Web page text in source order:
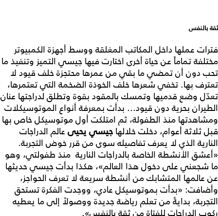
ثقة بالنفس
فترات عملها داخل المكاتب المغلقة ووسط أجهزة الكمبيوتر
مختلفة تماماً عن حياة أخرى اختارت فيها جيسي التميز وتنفيذ ما
تحب دون أن تمضي ما بقي من عمرها محتجزة خلف قيود لا
تعترف بها. تخفي شعرها خلف الخوذة الضخمة التي تعتمرها،
تعدّل وضع قدميها وتمسك بالمقود بقوة وتطلق لدراجتها عنان
الطيران بحرية دون قيود... بدأت بمعرفة أنواع الموتوسيكلات
ومشاهدتها منذ الطفولة، ثم امتلكت أول موتوسيكل خاص بها
قبل ثلاثة أعوام، دخلت خلالها جيسي يحيى عالم الدراجات
النارية الذي لا يعرف تفاصيله سوى من قرر خوض التجربة.
«أعشق الأنشطة الخاصة بالدراجات النارية منذ طفولتي، وهو
ما شجعني على دخول هذا العالم»، هكذا بدأت جيسي حديثها
عن عالمها المتشابك من أنشطة سريعة لا تعرف الحواجز،
وأضافت: «بدأت بموتوسيكل عادي، ووجدت الفكرة تستحق
التجربة، بدايةً من تعلم رياضة جديدة ووصولاً إلى ما يعطيه
ركوب الدراجات للفتاة من ثقة بالنفس».